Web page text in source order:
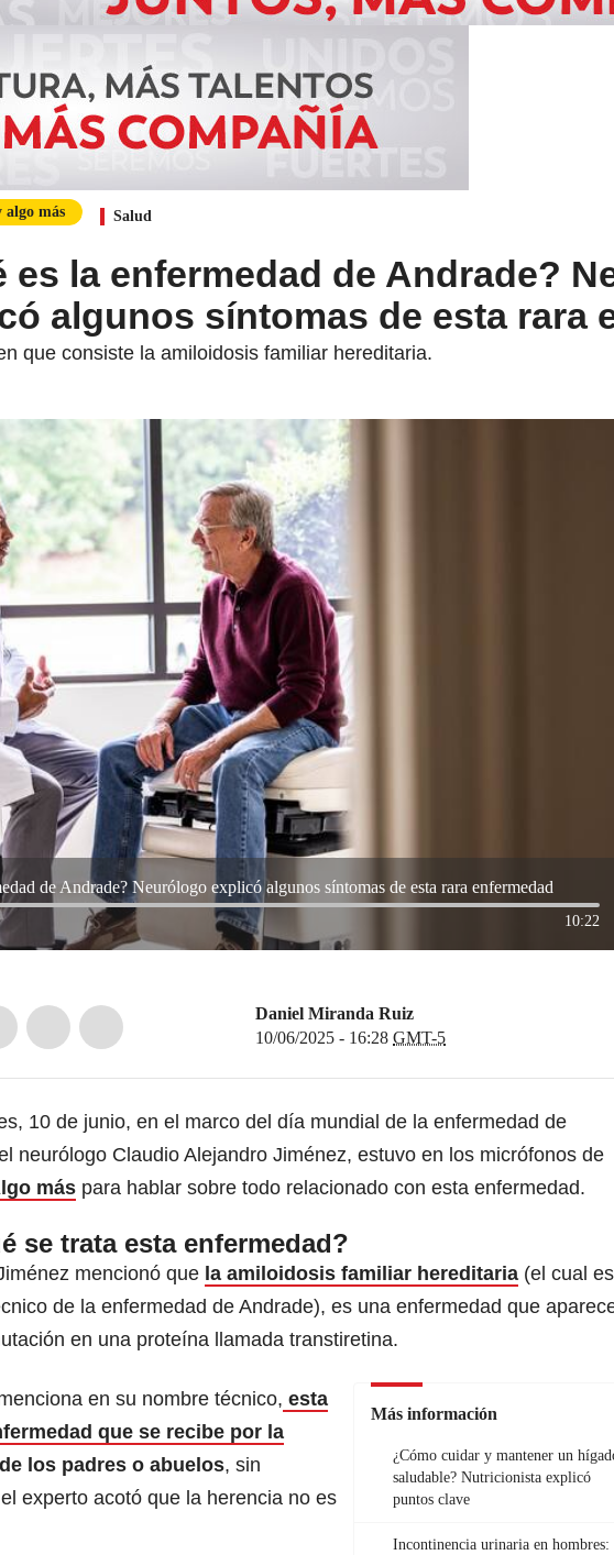
algo más Salud
es la enfermedad de Andrade?
algunos síntomas de esta rara
que consiste la amiloidosis familiar hereditaria.
de Andrade? Neurólogo explicó algunos síntomas de esta rara enfermedad
10:22
Daniel Miranda Ruiz
10/06/2025 - 16:28 GMT-5
10 de junio, en el marco del día mundial de la enfermedad de
neurólogo Claudio Alejandro Jiménez, estuvo en los micrófonos de
más para hablar sobre todo relacionado con esta enfermedad.
se trata esta enfermedad?
mencionó que la amiloidosis familiar hereditaria (el cual
de la enfermedad de Andrade), es una enfermedad que
en una proteína llamada transtiretina.
Más información
¿Cómo cuidar y mantener un
saludable? Nutricionista explicó
puntos clave
Incontinencia urinaria en hombres:
en su nombre técnico, esta
que se recibe por la
de los padres o abuelos, sin
experto acotó que la herencia no es